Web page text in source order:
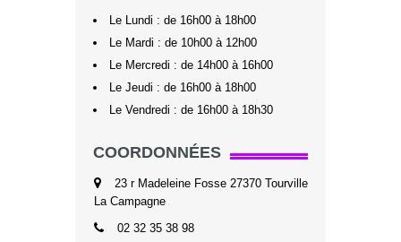
Le Lundi : de 16h00 à 18h00
Le Mardi : de 10h00 à 12h00
Le Mercredi : de 14h00 à 16h00
Le Jeudi : de 16h00 à 18h00
Le Vendredi : de 16h00 à 18h30
COORDONNÉES
23 r Madeleine Fosse 27370 Tourville
La Campagne
02 32 35 38 98